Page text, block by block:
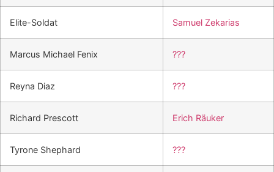
Elite-Soldat Samuel Zekarias
Marcus Michael Fenix ???
Reyna Diaz ???
Richard Prescott Erich Räuker
Tyrone Shephard ???